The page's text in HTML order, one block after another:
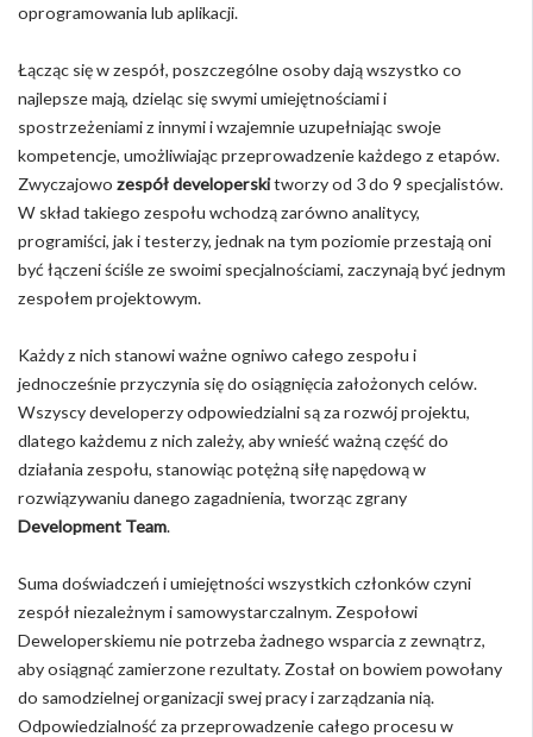
oprogramowania lub aplikacji.
Łącząc się w zespół, poszczególne osoby dają wszystko co
najlepsze mają, dzieląc się swymi umiejętnościami i
spostrzeżeniami z innymi i wzajemnie uzupełniając swoje
kompetencje, umożliwiając przeprowadzenie każdego z etapów.
Zwyczajowo zespół developerskitworzy od 3 do 9 specjalistów.
W skład takiego zespołu wchodzą zarówno analitycy,
programiści, jak i testerzy, jednak na tym poziomie przestają oni
być łączeni ściśle ze swoimi specjalnościami, zaczynają być jednym
zespołem projektowym.
Każdy z nich stanowi ważne ogniwo całego zespołu i
jednocześnie przyczynia się do osiągnięcia założonych celów.
Wszyscy developerzy odpowiedzialni są za rozwój projektu,
dlatego każdemu z nich zależy, aby wnieść ważną część do
działania zespołu, stanowiąc potężną siłę napędową w
rozwiązywaniu danego zagadnienia, tworząc zgrany
Development Team.
Suma doświadczeń i umiejętności wszystkich członków czyni
zespół niezależnym i samowystarczalnym. Zespołowi
Deweloperskiemu nie potrzeba żadnego wsparcia z zewnątrz,
aby osiągnąć zamierzone rezultaty. Został on bowiem powołany
do samodzielnej organizacji swej pracy i zarządzania nią.
Odpowiedzialność za przeprowadzenie całego procesu w